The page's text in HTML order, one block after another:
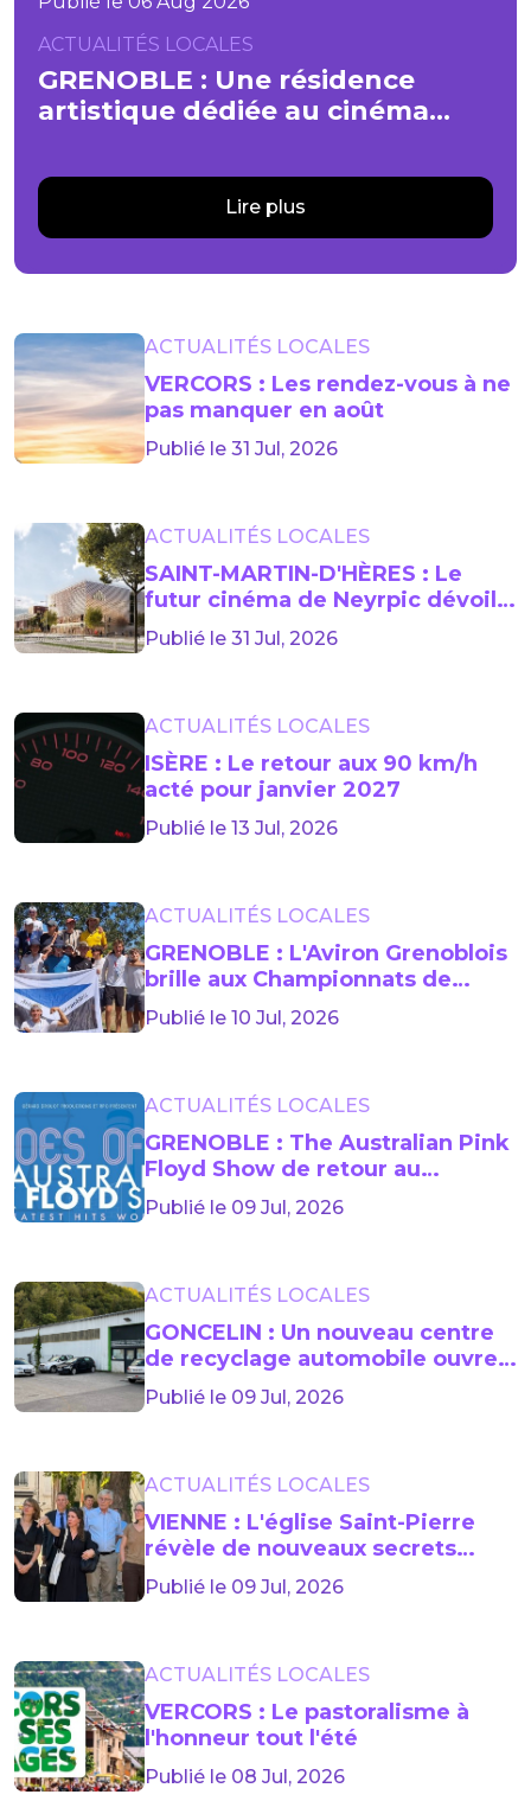
ACTUALITÉS LOCALES
GRENOBLE : Une résidence
artistique dédiée au cinéma
Lire plus
ACTUALITÉS LOCALES
VERCORS : Les rendez-vous à ne
pas manquer en août
Publié le 31 Jul, 2026
ACTUALITÉS LOCALES
SAINT-MARTIN-D'HÈRES : Le
futur cinéma de Neyrpic dévoile
sa façade
Publié le 31 Jul, 2026
ACTUALITÉS LOCALES
ISÈRE : Le retour aux 90 km/h
acté pour janvier 2027
Publié le 13 Jul, 2026
ACTUALITÉS LOCALES
GRENOBLE : L'Aviron Grenoblois
brille aux Championnats de
France jeunes
Publié le 10 Jul, 2026
ACTUALITÉS LOCALES
GRENOBLE : The Australian Pink
Floyd Show de retour au
Summum en 2027
Publié le 09 Jul, 2026
ACTUALITÉS LOCALES
GONCELIN : Un nouveau centre
de recyclage automobile ouvre
ses portes
Publié le 09 Jul, 2026
ACTUALITÉS LOCALES
VIENNE : L'église Saint-Pierre
révèle de nouveaux secrets
archéologiques
Publié le 09 Jul, 2026
ACTUALITÉS LOCALES
VERCORS : Le pastoralisme à
l'honneur tout l'été
Publié le 08 Jul, 2026